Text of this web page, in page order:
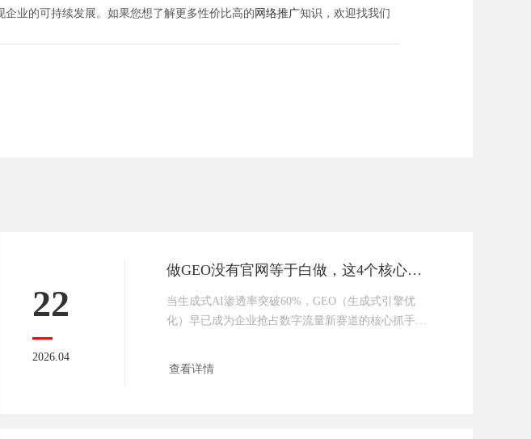
业的可持续发展。如果您想了解更多性价比高的网络推广知识，欢迎找我们
22
2026.04
做GEO没有官网等于白做，这4个核心价值缺一不可
当生成式AI渗透率突破60%，GEO（生成式引擎优
化）早已成为企业抢占数字流量新赛道的核心抓手
户提问→
查看详情